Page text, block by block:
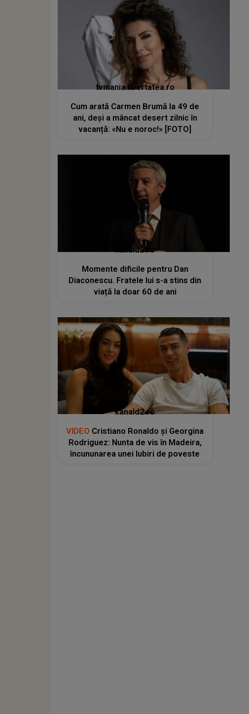
tvmania.libertatea.ro
Cum arată Carmen Brumă la 49 de
ani, deși a mâncat desert zilnic în
vacanță: «Nu e noroc!» [FOTO]
kanald2.ro
Momente dificile pentru Dan
Diaconescu. Fratele lui s-a stins din
viață la doar 60 de ani
kanald2.ro
VIDEO Cristiano Ronaldo și Georgina
Rodriguez: Nunta de vis în Madeira,
încununarea unei Iubiri de poveste